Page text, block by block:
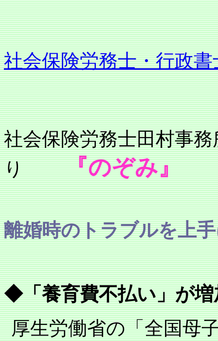
社会保険労務士・行政
社会保険労務士
り『のぞみ』
離婚時のトラブルを上
◆「養育費不払い」が増
厚生労働省の「全国母